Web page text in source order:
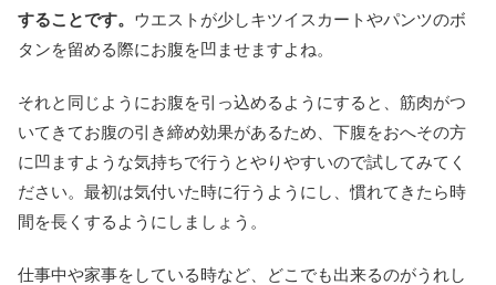
することです。 ウエストが少しキツイスカートやパンツのボ
タンを留める際にお腹を凹ませますよね。
それと同じようにお腹を引っ込めるようにすると、筋肉がつ
いてきてお腹の引き締め効果があるため、下腹をおへその方
に凹ますような気持ちで行うとやりやすいので試してみてく
ださい。最初は気付いた時に行うようにし、慣れてきたら時
間を長くするようにしましょう。
仕事中や家事をしている時など、どこでも出来るのがうれし